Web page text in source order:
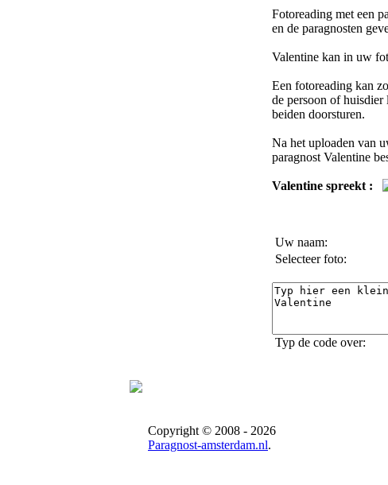
Fotoreading met een
en de paragnosten
Valentine kan in uw
Een fotoreading kan
de persoon of
beiden doorsturen.
Na het uploaden van
paragnost Valentine
Valentine spreekt :
Uw naam:
Selecteer foto:
Typ de code over:
Copyright © 2008 - 2026
Paragnost-amsterdam.nl.